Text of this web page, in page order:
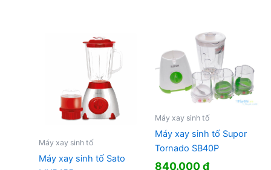
Máy xay sinh tố
Máy xay sinh tố Sato
Máy xay sinh tố
Máy xay sinh tố Supor
Tornado SB40P
840.000₫